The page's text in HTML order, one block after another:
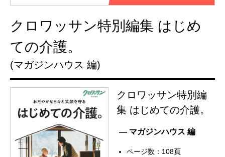
クロワッサン特別編集 はじめ
ての介護。
(マガジンハウス 編)
クロワッサン特別編
集 はじめての介護。
— マガジンハウス 編
ページ数：108頁